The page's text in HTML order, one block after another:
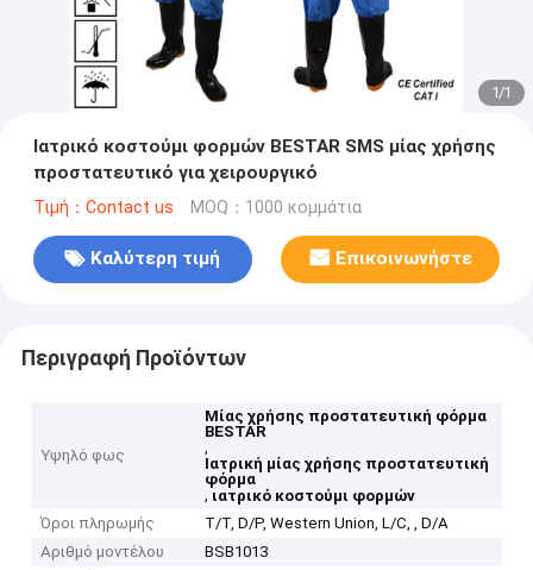
1/1
Ιατρικό κοστούμι φορμών BESTAR SMS μίας χρήσης
προστατευτικό για χειρουργικό
Τιμή：Contact us MOQ：1000 κομμάτια
Καλύτερη τιμή Επικοινωνήστε
Περιγραφή Προϊόντων
Υψηλό φως
Μίας χρήσης προστατευτική φόρμα
BESTAR
,
Ιατρική μίας χρήσης προστατευτική
φόρμα
, ιατρικό κοστούμι φορμών
Όροι πληρωμής
T/T, D/P, Western Union, L/C, , D/A
Αριθμό μοντέλου
BSB1013